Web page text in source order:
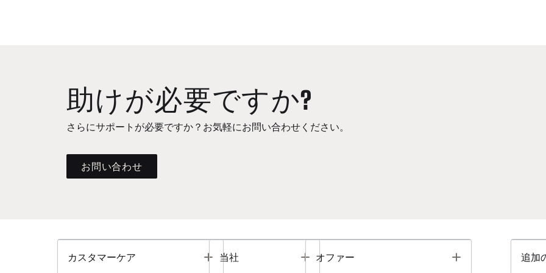
助けが必要ですか?
さらにサポートが必要ですか？お気軽にお問い合わせください。
お問い合わせ
カスタマーケア Toggle
当社 Toggle
オファー Toggle 追加